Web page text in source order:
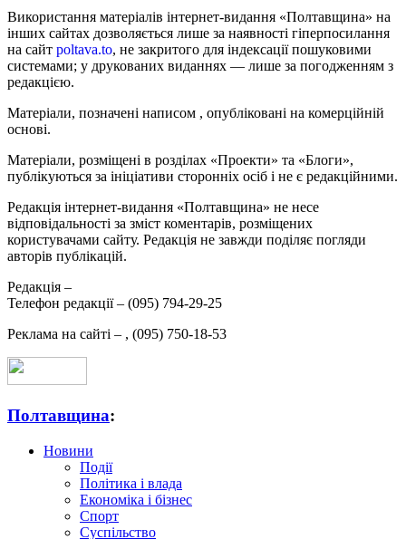
Використання матеріалів інтернет-видання «Полтавщина» на
інших сайтах дозволяється лише за наявності гіперпосилання
на сайт poltava.to, не закритого для індексації пошуковими
системами; у друкованих виданнях — лише за погодженням з
редакцією.
Матеріали, позначені написом , опубліковані на комерційній
основі.
Матеріали, розміщені в розділах «Проекти» та «Блоги»,
публікуються за ініціативи сторонніх осіб і не є редакційними.
Редакція інтернет-видання «Полтавщина» не несе
відповідальності за зміст коментарів, розміщених
користувачами сайту. Редакція не завжди поділяє погляди
авторів публікацій.
Редакція –
Телефон редакції – (095) 794-29-25
Реклама на сайті – , (095) 750-18-53
Полтавщина:
Новини
Події
Політика і влада
Економіка і бізнес
Спорт
Суспільство